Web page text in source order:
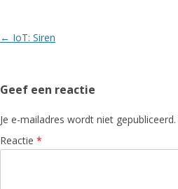
Berichtnavigatie
← IoT: Siren
Geef een reactie
Je e-mailadres wordt niet gepubliceerd.
Reactie *